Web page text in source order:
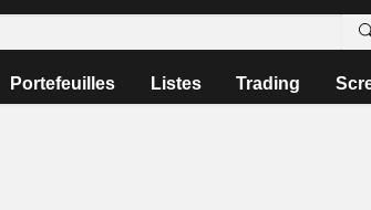
Portefeuilles Listes Trading